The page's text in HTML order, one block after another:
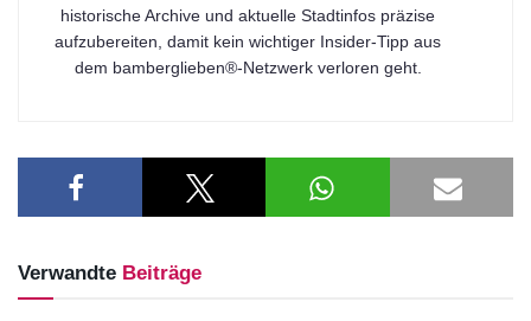
historische Archive und aktuelle Stadtinfos präzise
aufzubereiten, damit kein wichtiger Insider-Tipp aus
dem bamberglieben®-Netzwerk verloren geht.
Verwandte Beiträge